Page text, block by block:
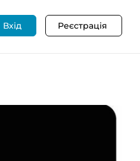
Вхід Реєстрація